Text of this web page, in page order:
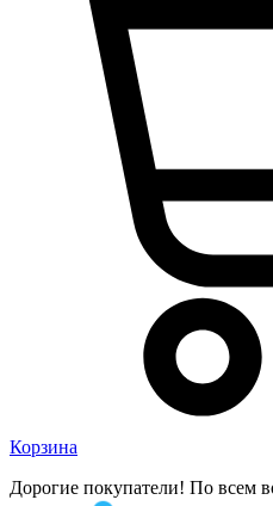
Корзина
Дорогие покупатели! По всем